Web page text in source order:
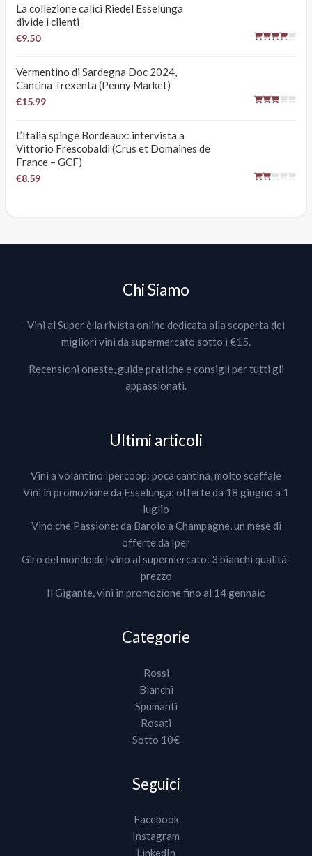
La collezione calici Riedel Esselunga
divide i clienti
€9.50
Vermentino di Sardegna Doc 2024,
Cantina Trexenta (Penny Market)
€15.99
L’Italia spinge Bordeaux: intervista a
Vittorio Frescobaldi (Crus et Domaines de
France – GCF)
€8.59
Chi Siamo
Vini al Super è la rivista online dedicata alla scoperta dei
migliori vini da supermercato sotto i €15.
Recensioni oneste, guide pratiche e consigli per tutti gli
appassionati.
Ultimi articoli
Vini a volantino Ipercoop: poca cantina, molto scaffale
Vini in promozione da Esselunga: offerte da 18 giugno a 1
luglio
Vino che Passione: da Barolo a Champagne, un mese di
offerte da Iper
Giro del mondo del vino al supermercato: 3 bianchi qualità-
prezzo
Il Gigante, vini in promozione fino al 14 gennaio
Categorie
Rossi
Bianchi
Spumanti
Rosati
Sotto 10€
Seguici
Facebook
Instagram
LinkedIn